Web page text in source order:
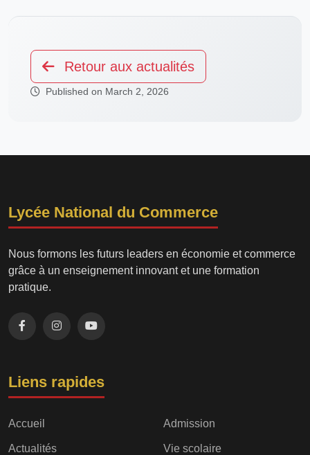
Retour aux actualités
Published on March 2, 2026
Lycée National du Commerce
Nous formons les futurs leaders en économie et commerce
grâce à un enseignement innovant et une formation
pratique.
Liens rapides
Accueil
Actualités
Admission
Vie scolaire